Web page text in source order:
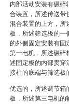
内部活动安装有碾碎
合装置，所述传送带
混合装置的上方，所
板，所述筛选板的一
的外侧固定安装有固
第一电机，所述碾碎
述固定板的内部贯穿
接柱的底端与筛选板
优选的，所述调节箱
板，所述第三电机的